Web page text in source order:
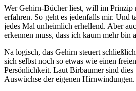
Wer Gehirn-Bücher liest, will im Prinzip
erfahren. So geht es jedenfalls mir. Und
jedes Mal unheimlich erhellend. Aber
erkennen muss, dass ich kaum mehr bin
Na logisch, das Gehirn steuert
sich selbst noch so etwas wie einen
Persönlichkeit. Laut Birbaumer sind dies
Auswüchse der eigenen Hirnwindungen.